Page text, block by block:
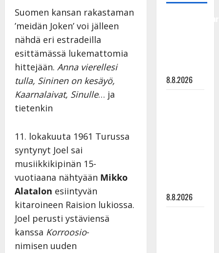
Suomen kansan rakastaman
’meidän Joken’ voi jälleen
nähdä eri estradeilla
esittämässä lukemattomia
hittejään. Anna vierellesi
tulla, Sininen on kesäyö,
Kaarnalaivat, Sinulle… ja
tietenkin
11. lokakuuta 1961 Turussa
syntynyt Joel sai
musiikkikipinän 15-
vuotiaana nähtyään Mikko
Alatalon esiintyvän
kitaroineen Raision lukiossa.
Joel perusti ystäviensä
kanssa Korroosio-
nimisen uuden
8.8.2026
8.8.2026